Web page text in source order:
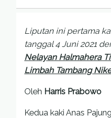
Liputan ini pertama
tanggal 4 Juni 2021
Nelayan Halmahera
Limbah Tambang
Oleh Harris Prabowo
Kedua kaki Anas